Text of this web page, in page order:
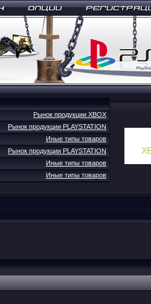
Рынок продукции XBOX
Рынок продукции PLAYSTATION
Иные типы товаров
Рынок продукции PLAYSTATION
Иные типы товаров
Иные типы товаров